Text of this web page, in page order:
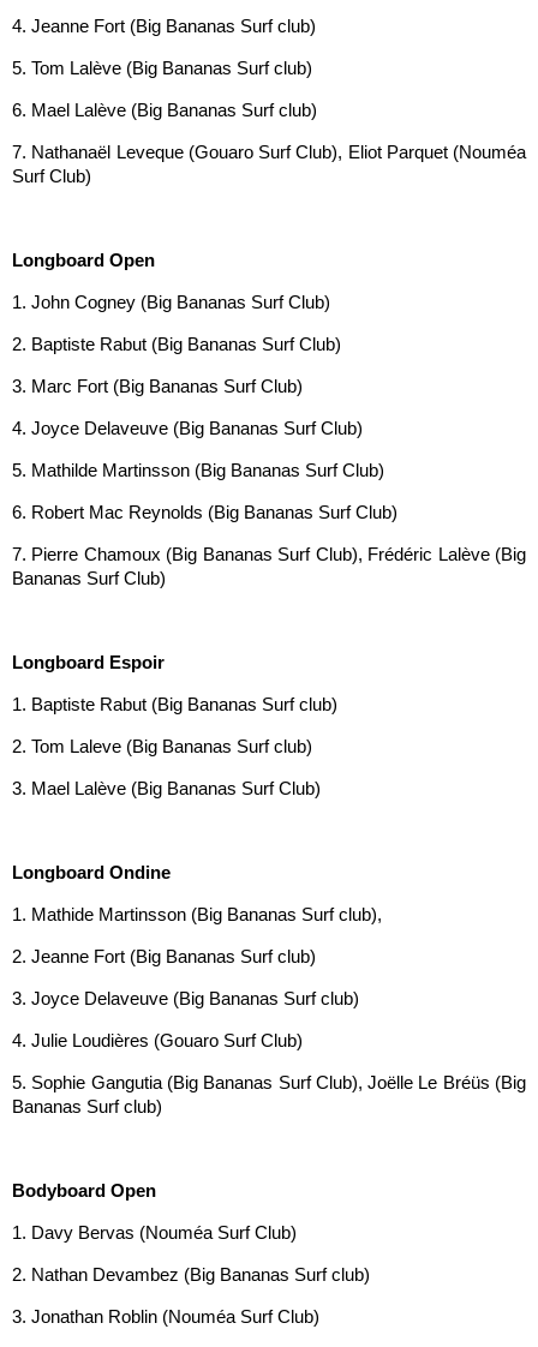
4. Jeanne Fort (Big Bananas Surf club)
5. Tom Lalève (Big Bananas Surf club)
6. Mael Lalève (Big Bananas Surf club)
7. Nathanaël Leveque (Gouaro Surf Club), Eliot Parquet (Nouméa
Surf Club)
Longboard Open
1. John Cogney (Big Bananas Surf Club)
2. Baptiste Rabut (Big Bananas Surf Club)
3. Marc Fort (Big Bananas Surf Club)
4. Joyce Delaveuve (Big Bananas Surf Club)
5. Mathilde Martinsson (Big Bananas Surf Club)
6. Robert Mac Reynolds (Big Bananas Surf Club)
7. Pierre Chamoux (Big Bananas Surf Club), Frédéric Lalève (Big
Bananas Surf Club)
Longboard Espoir
1. Baptiste Rabut (Big Bananas Surf club)
2. Tom Laleve (Big Bananas Surf club)
3. Mael Lalève (Big Bananas Surf Club)
Longboard Ondine
1. Mathide Martinsson (Big Bananas Surf club),
2. Jeanne Fort (Big Bananas Surf club)
3. Joyce Delaveuve (Big Bananas Surf club)
4. Julie Loudières (Gouaro Surf Club)
5. Sophie Gangutia (Big Bananas Surf Club), Joëlle Le Bréüs (Big
Bananas Surf club)
Bodyboard Open
1. Davy Bervas (Nouméa Surf Club)
2. Nathan Devambez (Big Bananas Surf club)
3. Jonathan Roblin (Nouméa Surf Club)